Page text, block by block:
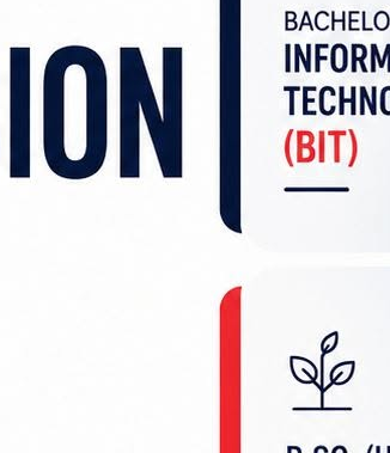
बहाना बनाएर पुरानै कार्यालयमा
गरेको हो।